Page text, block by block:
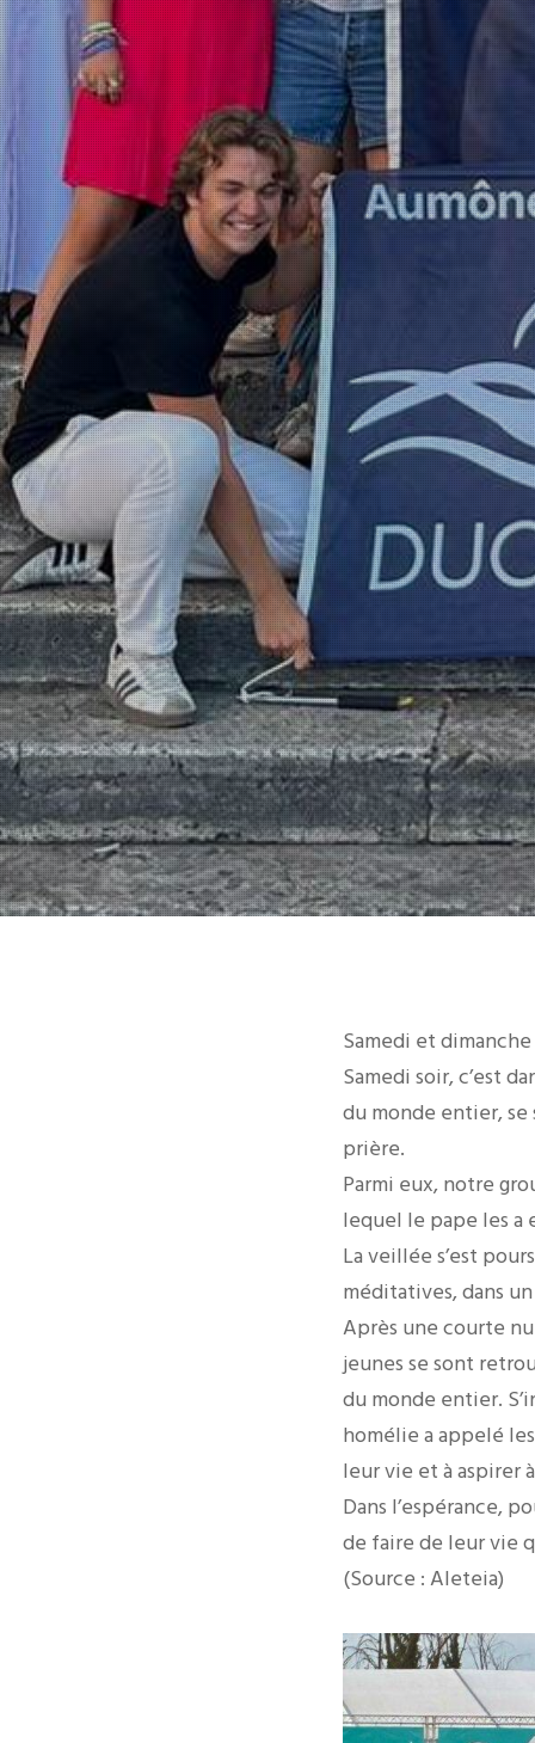
Samedi et
Samedi soir, c’est
du monde entier,
prière.
Parmi eux, notre
lequel le pape les a
La veillée s’est
méditatives, dans
Après une courte
jeunes se sont
du monde entier.
homélie a appelé
leur vie et à aspirer
Dans l’espérance,
de faire de leur vie
(Source : Aleteia)